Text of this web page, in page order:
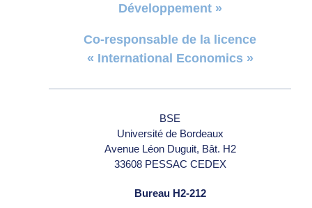
Développement »
Co-responsable de la licence
« International Economics »
BSE
Université de Bordeaux
Avenue Léon Duguit, Bât. H2
33608 PESSAC CEDEX
Bureau H2-212